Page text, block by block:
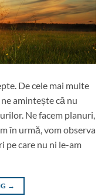
De cele mai multe
amintește că nu
Ne facem planuri,
în urmă, vom observa
pe care nu ni le-am
→